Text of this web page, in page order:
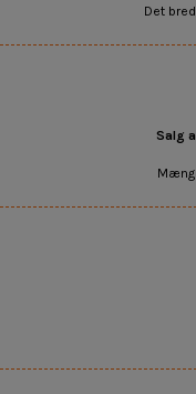
Det
Salg